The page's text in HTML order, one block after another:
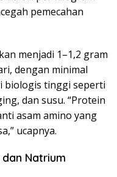
pemecahan
menjadi 1–1,2 gram
dengan minimal
biologis tinggi seperti
dan susu. “Protein
asam amino yang
ucapnya.
Natrium